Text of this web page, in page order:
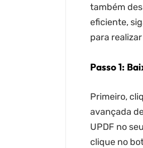
também
eficiente,
para
Passo 1:
Primeiro,
avançada
UPDF no
clique no